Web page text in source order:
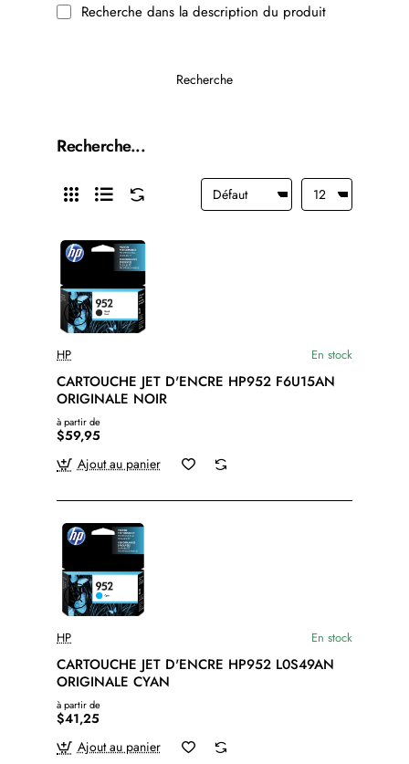
Recherche dans la description du produit
Recherche
Recherche...
HP En stock
CARTOUCHE JET D'ENCRE HP952 F6U15AN
ORIGINALE NOIR
à partir de
$59,95
Ajout au panier
HP En stock
CARTOUCHE JET D'ENCRE HP952 L0S49AN
ORIGINALE CYAN
à partir de
$41,25
Ajout au panier